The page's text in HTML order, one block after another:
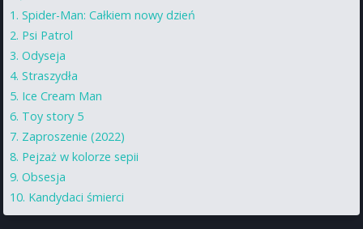
Spider-Man: Całkiem nowy dzień
Psi Patrol
Odyseja
Straszydła
Ice Cream Man
Toy story 5
Zaproszenie (2022)
Pejzaż w kolorze sepii
Obsesja
Kandydaci śmierci